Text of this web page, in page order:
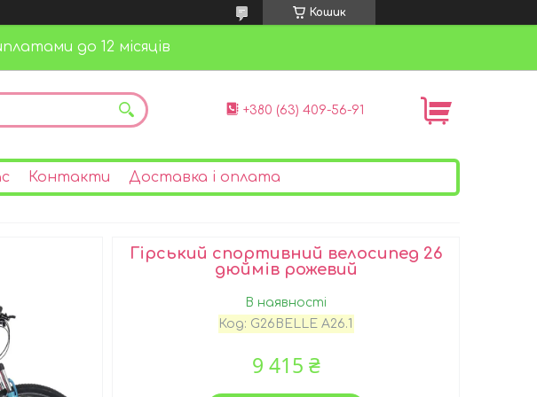
Кошик
до 12 місяців
+380 (63) 409-56-91
Контакти Доставка і оплата
Гірський спортивний велосипед 26
дюймів рожевий
В наявності
Код: G26BELLE A26.1
9 415 ₴